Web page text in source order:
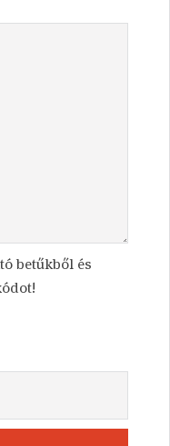
betűkből és